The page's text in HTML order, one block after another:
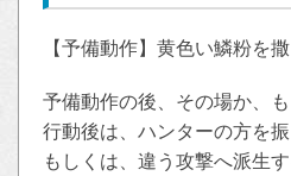
【予備動作】黄色い鱗粉を
予備動作の後、その場か、
行動後は、ハンターの方を
もしくは、違う攻撃へ派生す